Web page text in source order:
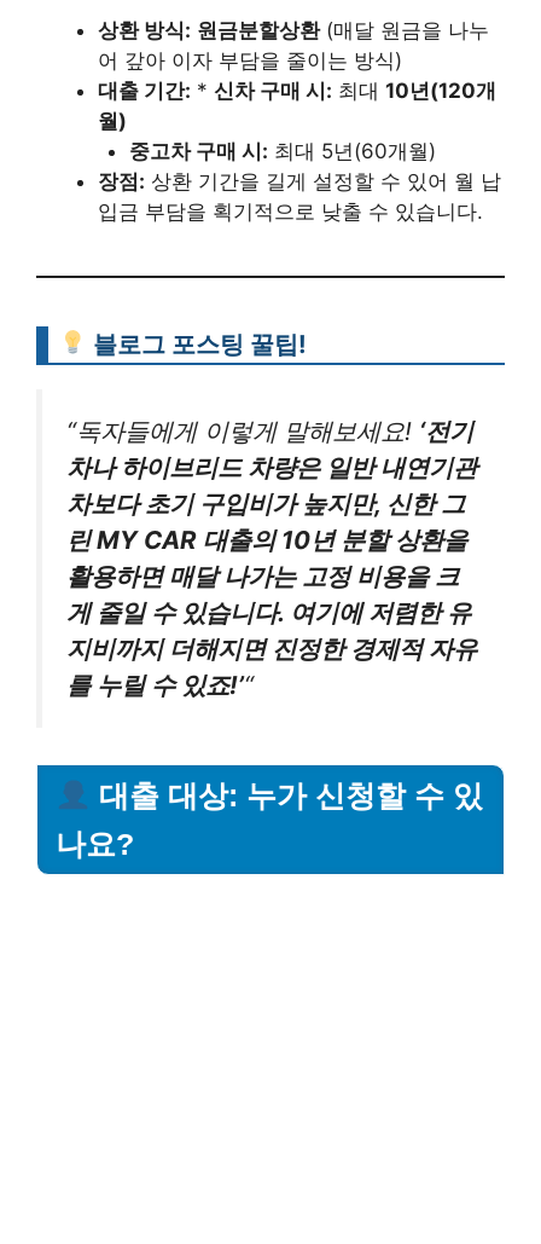
상환 방식: 원금분할상환(매달 원금을 나누
어 갚아 이자 부담을 줄이는 방식)
대출 기간: * 신차 구매 시: 최대 10년(120개
월)
중고차 구매 시: 최대 5년(60개월)
장점: 상환 기간을 길게 설정할 수 있어 월 납
입금 부담을 획기적으로 낮출 수 있습니다.
블로그 포스팅 꿀팁!
“독자들에게 이렇게 말해보세요! ‘전기
차나 하이브리드 차량은 일반 내연기관
차보다 초기 구입비가 높지만, 신한 그
린 MY CAR 대출의 10년 분할 상환을
활용하면 매달 나가는 고정 비용을 크
게 줄일 수 있습니다. 여기에 저렴한 유
지비까지 더해지면 진정한 경제적 자유
를 누릴 수 있죠!’“
대출 대상: 누가 신청할 수 있
나요?